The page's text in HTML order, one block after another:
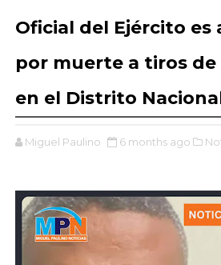
Oficial del Ejército es
por muerte a tiros
en el Distrito
Miguel Paulino 6 months ago